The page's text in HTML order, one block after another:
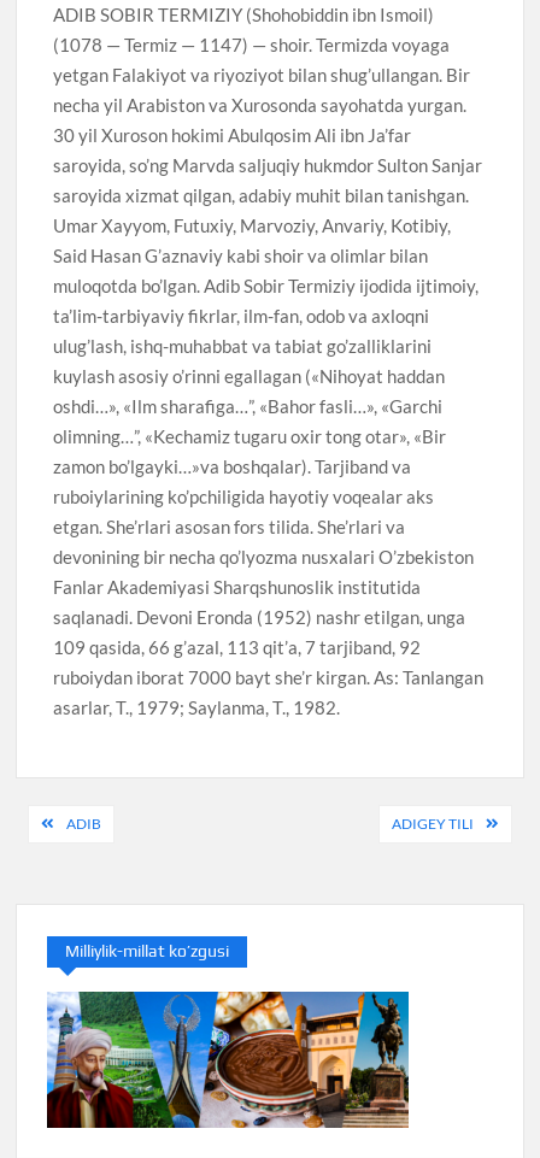
ADIB SOBIR TERMIZIY (Shohobiddin ibn Ismoil)
(1078 — Termiz — 1147) — shoir. Termizda voyaga
yetgan Falakiyot va riyoziyot bilan shug’ullangan. Bir
necha yil Arabiston va Xurosonda sayohatda yurgan.
30 yil Xuroson hokimi Abulqosim Ali ibn Ja’far
saroyida, so’ng Marvda saljuqiy hukmdor Sulton Sanjar
saroyida xizmat qilgan, adabiy muhit bilan tanishgan.
Umar Xayyom, Futuxiy, Marvoziy, Anvariy, Kotibiy,
Said Hasan G’aznaviy kabi shoir va olimlar bilan
muloqotda bo’lgan. Adib Sobir Termiziy ijodida ijtimoiy,
ta’lim-tarbiyaviy fikrlar, ilm-fan, odob va axloqni
ulug’lash, ishq-muhabbat va tabiat go’zalliklarini
kuylash asosiy o’rinni egallagan («Nihoyat haddan
oshdi…», «Ilm sharafiga…”, «Bahor fasli…», «Garchi
olimning…”, «Kechamiz tugaru oxir tong otar», «Bir
zamon bo’lgayki…»va boshqalar). Tarjiband va
ruboiylarining ko’pchiligida hayotiy voqealar aks
etgan. She’rlari asosan fors tilida. She’rlari va
devonining bir necha qo’lyozma nusxalari O’zbekiston
Fanlar Akademiyasi Sharqshunoslik institutida
saqlanadi. Devoni Eronda (1952) nashr etilgan, unga
109 qasida, 66 g’azal, 113 qit’a, 7 tarjiband, 92
ruboiydan iborat 7000 bayt she’r kirgan. As: Tanlangan
asarlar, T., 1979; Saylanma, T., 1982.
Post
ADIB ADIGEY TILI
Milliylik-millat ko’zgusi